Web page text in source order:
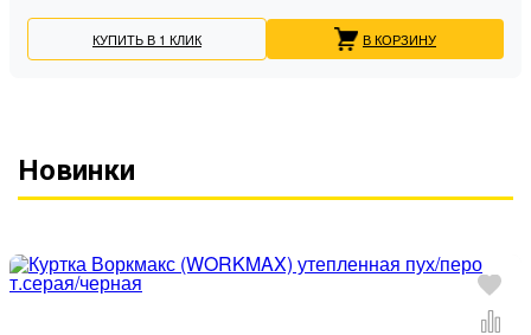
КУПИТЬ В 1 КЛИК В КОРЗИНУ
Новинки